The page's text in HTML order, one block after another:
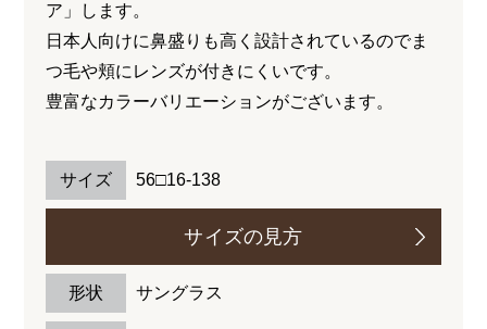
ア」します。
日本人向けに鼻盛りも高く設計されているのでま
つ毛や頬にレンズが付きにくいです。
豊富なカラーバリエーションがございます。
サイズ 56□16-138
サイズの見方
形状 サングラス